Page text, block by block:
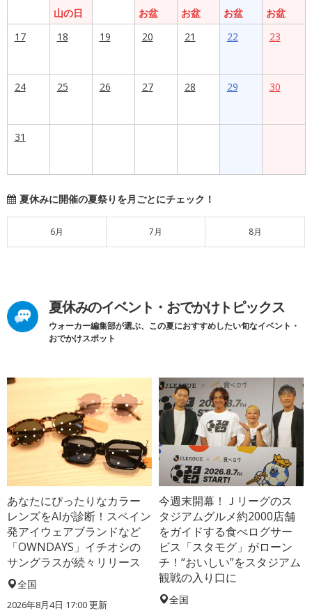
山の日
お盆
お盆
お盆
お盆
17
18 19 20 21 22 23
24 25 26 27 28 29 30
31
夏休みに開催の夏祭りを月ごとにチェック！
6月 7月 8月
夏休みのイベント・おでかけトピックス
ウォーカー編集部が選ぶ、この夏におすすめしたい旬なイベント・
おでかけスポット
あなたにぴったりなカラー
レンズをAIが診断！スペイン
発アイウェアブランドなど
「OWNDAYS」イチオシの
サングラスが続々リリース
全国
2026年8月4日 17:00更新
今週末開幕！Ｊリーグのス
タジアムグルメ約2000店舗
をガイドする食べログサー
ビス「スタモグ」がローン
チ！“おいしい”をスタジアム
観戦の入り口に
全国